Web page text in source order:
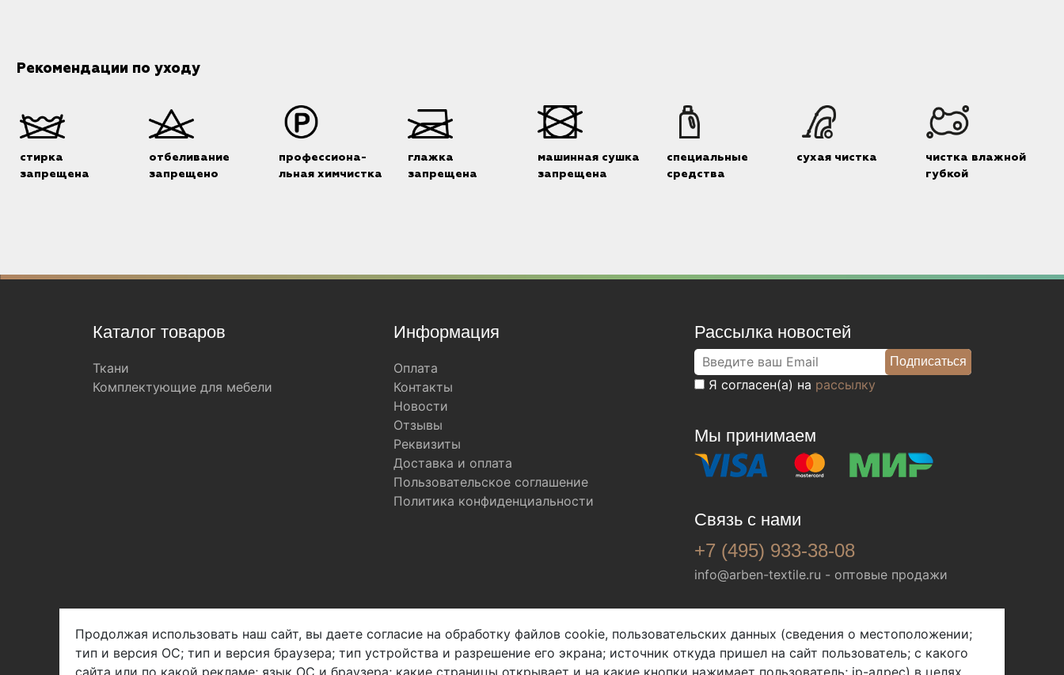
Рекомендации по уходу
стирка
запрещена
отбеливание
запрещено
профессиона-
льная химчистка
глажка
запрещена
машинная сушка
запрещена
специальные
средства
сухая чистка
чистка влажной
губкой
Каталог товаров
Ткани
Комплектующие для мебели
Информация
Оплата
Контакты
Новости
Отзывы
Реквизиты
Доставка и оплата
Пользовательское соглашение
Политика конфиденциальности
Рассылка новостей
Я согласен(а) на рассылку
Мы принимаем
Связь с нами
+7 (495) 933-38-08
info@arben-textile.ru - оптовые продажи
Арбен текстиль г. Щелково, пер.
Мы в соц. сетях
Продолжая использовать наш сайт, вы даете согласие на обработку файлов cookie, пользовательских данных (сведения о местоположении;
тип и версия ОС; тип и версия браузера; тип устройства и разрешение его экрана; источник откуда пришел на сайт пользователь; с какого
сайта или по какой рекламе; язык ОС и браузера; какие страницы открывает и на какие кнопки нажимает пользователь; ip-адрес) в целях